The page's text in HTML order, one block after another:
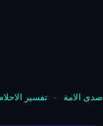
صدى الامة - تفسير